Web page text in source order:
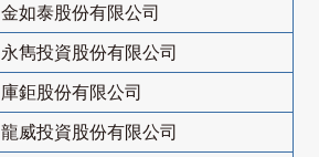
金如泰股份有限公司
永雋投資股份有限公司
庫鉅股份有限公司
龍威投資股份有限公司